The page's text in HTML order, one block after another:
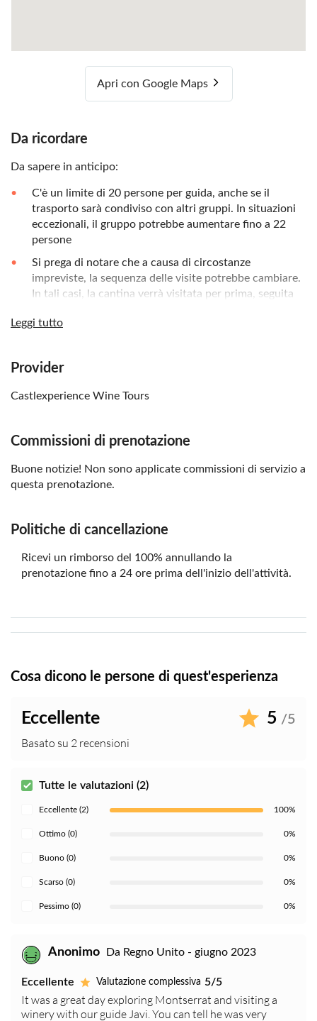
Apri con Google Maps
Da ricordare
Da sapere in anticipo:
C'è un limite di 20 persone per guida, anche se il
trasporto sarà condiviso con altri gruppi. In situazioni
eccezionali, il gruppo potrebbe aumentare fino a 22
persone
Si prega di notare che a causa di circostanze
impreviste, la sequenza delle visite potrebbe cambiare.
In tali casi, la cantina verrà visitata per prima, seguita
controllare le previsioni meteo il giorno prima e di
La guida ti chiederà eventuali esigenze alimentari
I bambini di età pari o inferiore a 3 anni possono
forniti seggiolini per auto o pasti
Per motivi logistici, potresti visitare un'altra cantina al
Leggi tutto
Provider
Castlexperience Wine Tours
Commissioni di prenotazione
Buone notizie! Non sono applicate commissioni di servizio a
questa prenotazione.
Politiche di cancellazione
Ricevi un rimborso del 100% annullando la
prenotazione fino a 24 ore prima dell'inizio dell'attività.
Cosa dicono le persone di quest'esperienza
Eccellente 5 /5
Basato su 2 recensioni
Tutte le valutazioni (2)
Eccellente (2) 100%
Ottimo (0) 0%
Buono (0) 0%
Scarso (0) 0%
Pessimo (0) 0%
Anonimo Da Regno Unito - giugno 2023
Eccellente Valutazione complessiva 5/5
It was a great day exploring Montserrat and visiting a
winery with our guide Javi. You can tell he was very